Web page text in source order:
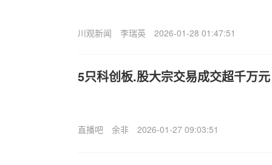
川观新闻 李瑞英 2026-01-28 01:47:51
5只科创板.股大宗交易成交超千万元
直播吧 余非 2026-01-27 09:03:51